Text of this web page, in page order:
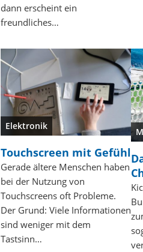
dann erscheint ein
freundliches…
Elektronik
Touchscreen mit Gefühl
Gerade ältere Menschen haben
bei der Nutzung von
Touchscreens oft Probleme.
Der Grund: Viele Informationen
sind weniger mit dem
Tastsinn…